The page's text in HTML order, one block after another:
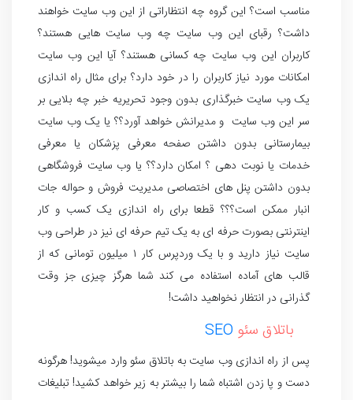
مناسب است؟ این گروه چه انتظاراتی از این وب سایت خواهند
داشت؟ رقبای این وب سایت چه وب سایت هایی هستند؟
کاربران این وب سایت چه کسانی هستند؟ آیا این وب سایت
امکانات مورد نیاز کاربران را در خود دارد؟ برای مثال راه اندازی
یک وب سایت خبرگذاری بدون وجود تحریریه خبر چه بلایی بر
سر این وب سایت و مدیرانش خواهد آورد؟؟ یا یک وب سایت
بیمارستانی بدون داشتن صفحه معرفی پزشکان یا معرفی
خدمات یا نوبت دهی ؟ امکان دارد؟؟ یا وب سایت فروشگاهی
بدون داشتن پنل های اختصاصی مدیریت فروش و حواله جات
انبار ممکن است؟؟؟ قطعا برای راه اندازی یک کسب و کار
اینترنتی بصورت حرفه ای به یک تیم حرفه ای نیز در طراحی وب
سایت نیاز دارید و با یک وردپرس کار ۱ میلیون تومانی که از
قالب های آماده استفاده می کند شما هرگز چیزی جز وقت
گذرانی در انتظار نخواهید داشت!
باتلاق سئو SEO
پس از راه اندازی وب سایت به باتلاق سئو وارد میشوید! هرگونه
دست و پا زدن اشتباه شما را بیشتر به زیر خواهد کشید! تبلیغات